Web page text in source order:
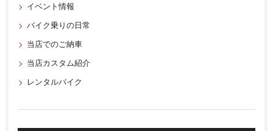
イベント情報
バイク乗りの日常
当店でのご納車
当店カスタム紹介
レンタルバイク